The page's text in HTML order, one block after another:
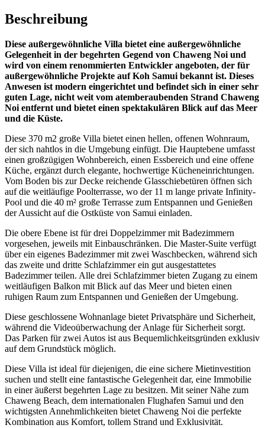
Beschreibung
Diese außergewöhnliche Villa bietet eine außergewöhnliche
Gelegenheit in der begehrten Gegend von Chaweng Noi und
wird von einem renommierten Entwickler angeboten, der für
außergewöhnliche Projekte auf Koh Samui bekannt ist. Dieses
Anwesen ist modern eingerichtet und befindet sich in einer sehr
guten Lage, nicht weit vom atemberaubenden Strand Chaweng
Noi entfernt und bietet einen spektakulären Blick auf das Meer
und die Küste.
Diese 370 m2 große Villa bietet einen hellen, offenen Wohnraum,
der sich nahtlos in die Umgebung einfügt. Die Hauptebene umfasst
einen großzügigen Wohnbereich, einen Essbereich und eine offene
Küche, ergänzt durch elegante, hochwertige Kücheneinrichtungen.
Vom Boden bis zur Decke reichende Glasschiebetüren öffnen sich
auf die weitläufige Poolterrasse, wo der 11 m lange private Infinity-
Pool und die 40 m² große Terrasse zum Entspannen und Genießen
der Aussicht auf die Ostküste von Samui einladen.
Die obere Ebene ist für drei Doppelzimmer mit Badezimmern
vorgesehen, jeweils mit Einbauschränken. Die Master-Suite verfügt
über ein eigenes Badezimmer mit zwei Waschbecken, während sich
das zweite und dritte Schlafzimmer ein gut ausgestattetes
Badezimmer teilen. Alle drei Schlafzimmer bieten Zugang zu einem
weitläufigen Balkon mit Blick auf das Meer und bieten einen
ruhigen Raum zum Entspannen und Genießen der Umgebung.
Diese geschlossene Wohnanlage bietet Privatsphäre und Sicherheit,
während die Videoüberwachung der Anlage für Sicherheit sorgt.
Das Parken für zwei Autos ist aus Bequemlichkeitsgründen exklusiv
auf dem Grundstück möglich.
Diese Villa ist ideal für diejenigen, die eine sichere Mietinvestition
suchen und stellt eine fantastische Gelegenheit dar, eine Immobilie
in einer äußerst begehrten Lage zu besitzen. Mit seiner Nähe zum
Chaweng Beach, dem internationalen Flughafen Samui und den
wichtigsten Annehmlichkeiten bietet Chaweng Noi die perfekte
Kombination aus Komfort, tollem Strand und Exklusivität.